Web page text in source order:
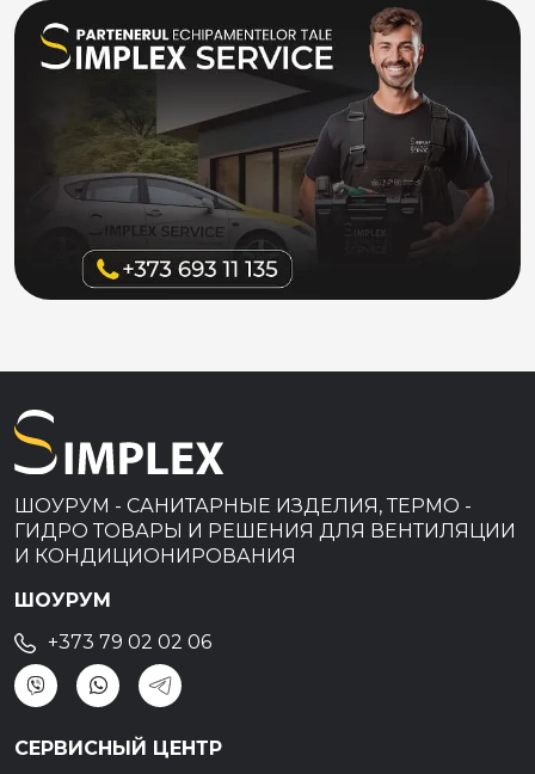
ШОУРУМ - САНИТАРНЫЕ ИЗДЕЛИЯ, ТЕРМО -
ГИДРО ТОВАРЫ И РЕШЕНИЯ ДЛЯ ВЕНТИЛЯЦИИ
И КОНДИЦИОНИРОВАНИЯ
ШОУРУМ
+373 79 02 02 06
СЕРВИСНЫЙ ЦЕНТР